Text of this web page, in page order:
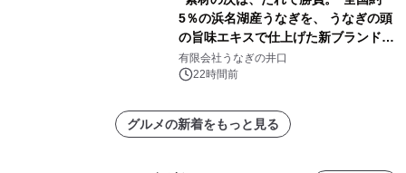
5％の浜名湖産うなぎを、 うなぎの頭
の旨味エキスで仕上げた新ブランド
「井口の誉」誕生
有限会社うなぎの井口
22時間前
グルメの新着をもっと見る